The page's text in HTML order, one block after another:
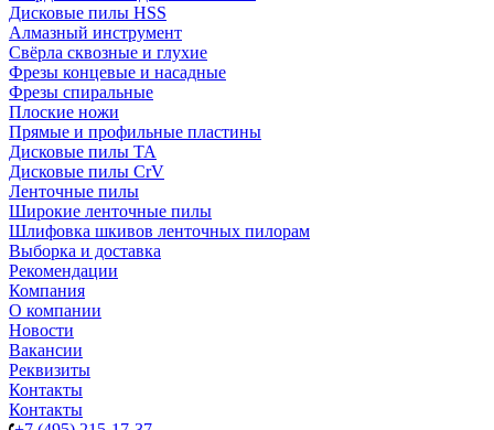
Дисковые пилы HSS
Алмазный инструмент
Свёрла сквозные и глухие
Фрезы концевые и насадные
Фрезы спиральные
Плоские ножи
Прямые и профильные пластины
Дисковые пилы TA
Дисковые пилы CrV
Ленточные пилы
Широкие ленточные пилы
Шлифовка шкивов ленточных пилорам
Выборка и доставка
Рекомендации
Компания
О компании
Новости
Вакансии
Реквизиты
Контакты
Контакты